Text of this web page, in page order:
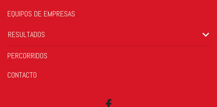
EQUIPOS DE EMPRESAS
RESULTADOS
PERCORRIDOS
CONTACTO